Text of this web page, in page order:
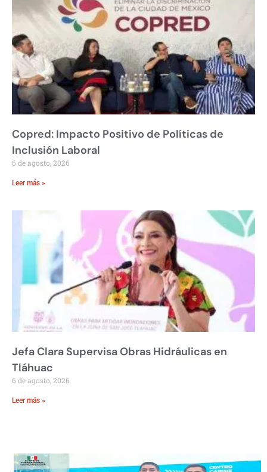
Copred: Impacto Positivo de Políticas de
Inclusión Laboral
6 de agosto, 2026
Leer más »
Jefa Clara Supervisa Obras Hidráulicas en
Tláhuac
6 de agosto, 2026
Leer más »